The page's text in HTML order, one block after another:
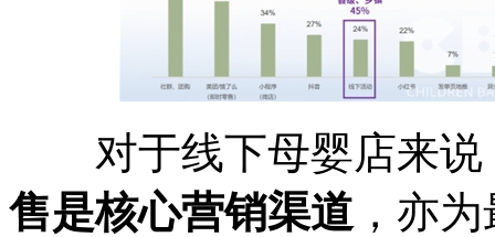
对于线下母婴店来说
售是核心营销渠道 ，亦